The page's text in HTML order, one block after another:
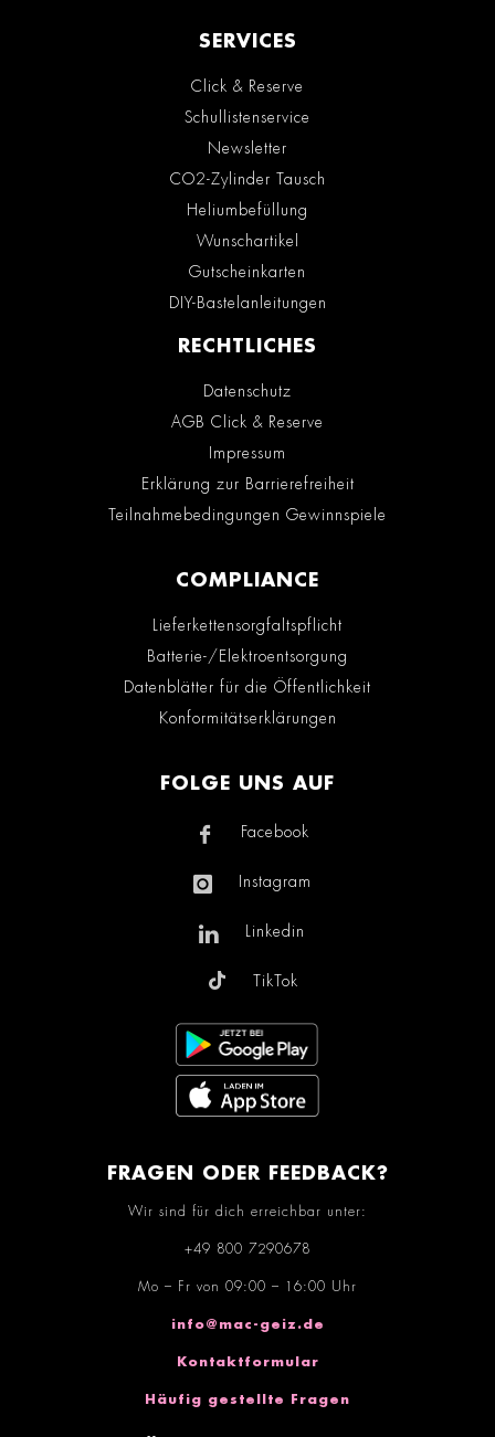
SERVICES
Click & Reserve
Schullistenservice
Newsletter
CO2-Zylinder Tausch
Heliumbefüllung
Wunschartikel
Gutscheinkarten
DIY-Bastelanleitungen
RECHTLICHES
Datenschutz
AGB Click & Reserve
Impressum
Erklärung zur Barrierefreiheit
Teilnahmebedingungen Gewinnspiele
COMPLIANCE
Lieferkettensorgfaltspflicht
Batterie-/Elektroentsorgung
Datenblätter für die Öffentlichkeit
Konformitätserklärungen
FOLGE UNS AUF
Facebook
Instagram
Linkedin
TikTok
FRAGEN ODER FEEDBACK?
Wir sind für dich erreichbar unter:
+49 800 7290678
Mo – Fr von 09:00 – 16:00 Uhr
info@mac-geiz.de
Kontaktformular
Häufig gestellte Fragen